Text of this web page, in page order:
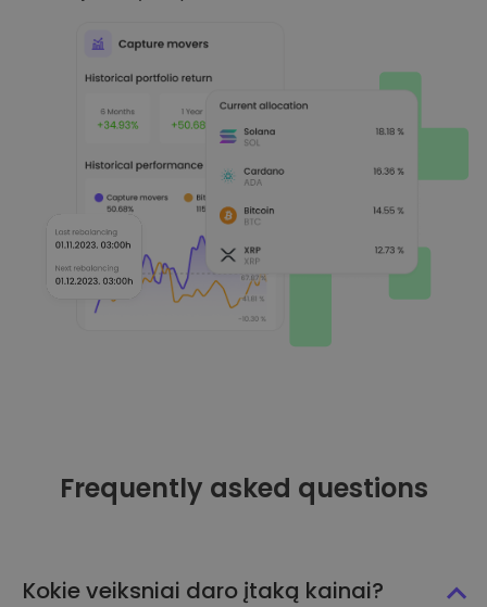
Frequently asked questions
Kokie veiksniai daro įtaką kainai?